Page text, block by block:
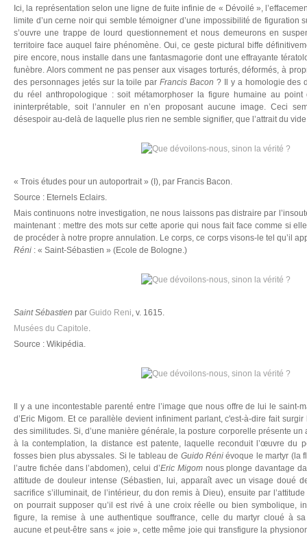
Ici, la représentation selon une ligne de fuite infinie de « Dévoilé »,
limite d’un cerne noir qui semble témoigner d’une impossibilité de figuration
s’ouvre une trappe de lourd questionnement et nous demeurons en
territoire face auquel faire phénomène. Oui, ce geste pictural biffe
pire encore, nous installe dans une fantasmagorie dont une effrayante
funèbre. Alors comment ne pas penser aux visages torturés, déformés, à
des personnages jetés sur la toile parFrancis Bacon ? Il y a homologie des
du réel anthropologique : soit métamorphoser la figure humaine au point
ininterprétable, soit l’annuler en n’en proposant aucune image. Ceci
désespoir au-delà de laquelle plus rien ne semble signifier, que l’attrait du
« Trois études pour un autoportrait » (I), par Francis Bacon.
Source : Eternels Eclairs.
Mais continuons notre investigation, ne nous laissons pas distraire par
maintenant : mettre des mots sur cette aporie qui nous fait face comme si
de procéder à notre propre annulation. Le corps, ce corps visons-le tel qu’il
Réni : « Saint-Sébastien » (Ecole de Bologne.)
Saint Sébastien par Guido Reni, v. 1615.
Musées du Capitole.
Source : Wikipédia.
Il y a une incontestable parenté entre l’image que nous offre de lui le saint-
d’Eric Migom. Et ce parallèle devient infiniment parlant, c'est-à-dire fait
des similitudes. Si, d’une manière générale, la posture corporelle présente un
à la contemplation, la distance est patente, laquelle reconduit l’œuvre du
fosses bien plus abyssales. Si le tableau de Guido Réni évoque le martyr (la
l’autre fichée dans l’abdomen), celui d’Eric Migom nous plonge davantage
attitude de douleur intense (Sébastien, lui, apparaît avec un visage doué
sacrifice s’illuminait, de l’intérieur, du don remis à Dieu), ensuite par
on pourrait supposer qu’il est rivé à une croix réelle ou bien symbolique,
figure, la remise à une authentique souffrance, celle du martyr cloué à
aucune et peut-être sans « joie », cette même joie qui transfigure la